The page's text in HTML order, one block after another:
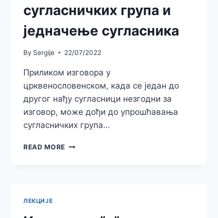
сугласничких група и
једначење сугласника
By Sergije 22/07/2022
Приликом изговора у
црквенословенском, када се један до
другог нађу сугласници незгодни за
изговор, може дођи до упрошћавања
сугласничких група…
READ MORE СУГЛАСНИЧКЕ
СУГЛАСНИКА
ЛЕКЦИЈЕ